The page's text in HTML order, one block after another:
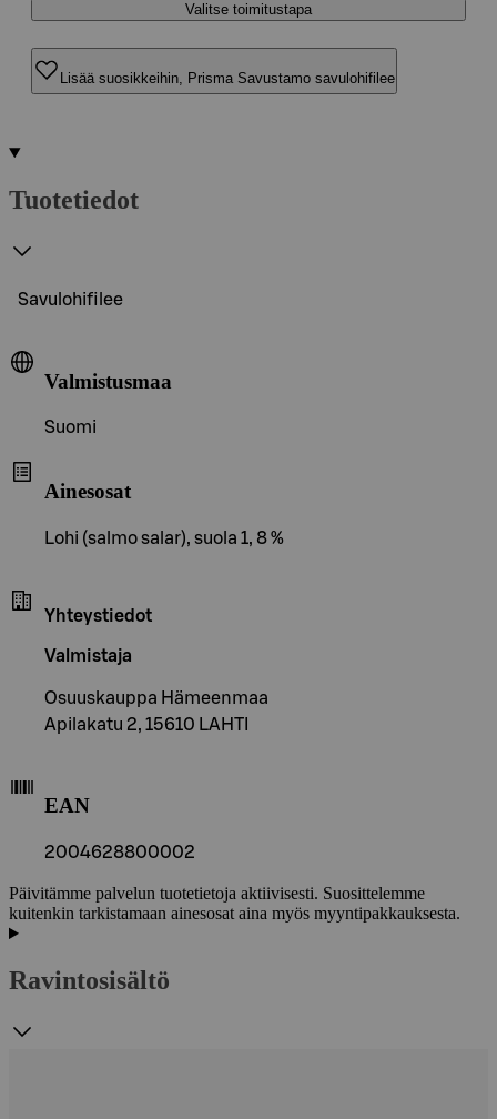
Valitse toimitustapa
Lisää suosikkeihin, Prisma Savustamo savulohifilee
Tuotetiedot
Savulohifilee
Valmistusmaa
Suomi
Ainesosat
Lohi (salmo salar), suola 1, 8 %
Yhteystiedot
Valmistaja
Osuuskauppa Hämeenmaa
Apilakatu 2, 15610 LAHTI
EAN
2004628800002
Päivitämme palvelun tuotetietoja aktiivisesti. Suosittelemme
kuitenkin tarkistamaan ainesosat aina myös myyntipakkauksesta.
Ravintosisältö